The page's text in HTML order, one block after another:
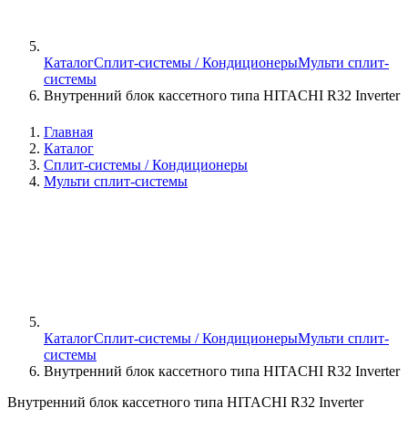
КаталогСплит-системы / КондиционерыМульти сплит-
системы
Внутренний блок кассетного типа HITACHI R32 Inverter
Главная
Каталог
Сплит-системы / Кондиционеры
Мульти сплит-системы
КаталогСплит-системы / КондиционерыМульти сплит-
системы
Внутренний блок кассетного типа HITACHI R32 Inverter
Внутренний блок кассетного типа HITACHI R32 Inverter